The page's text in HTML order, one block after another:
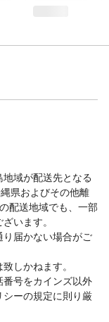
域が配送先となる
県およびその他離
配送地域でも、一部
います。
届かない場合がご
しかねます。
番号をカインズ以外
ーの規定に則り厳